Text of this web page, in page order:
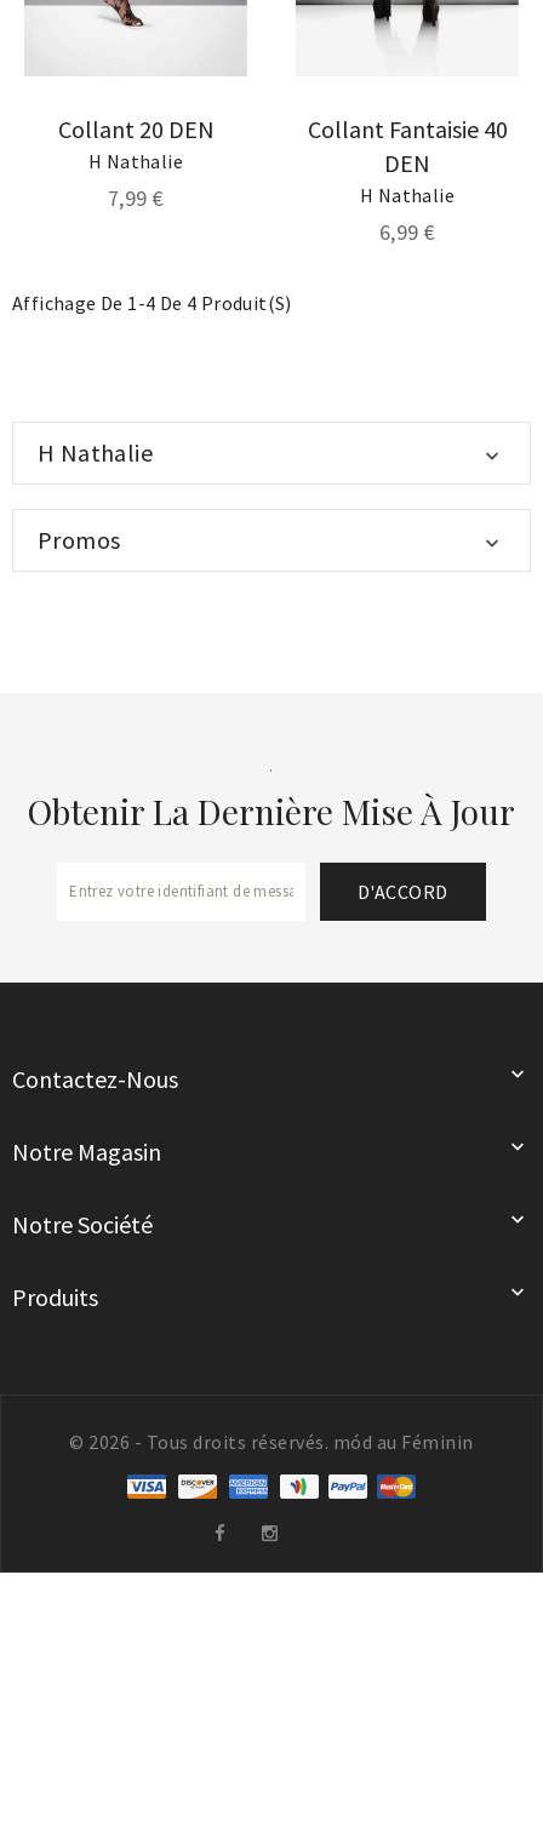
Collant 20 DEN
H Nathalie
7,99 €
Collant Fantaisie 40
DEN
H Nathalie
6,99 €
Affichage De 1-4 De 4 Produit(s)
H Nathalie 
Promos 
.
Obtenir La Dernière Mise À Jour
Contactez-Nous 
Notre Magasin 
Notre Société 
Produits 
© 2026 - Tous droits réservés. mód au Féminin